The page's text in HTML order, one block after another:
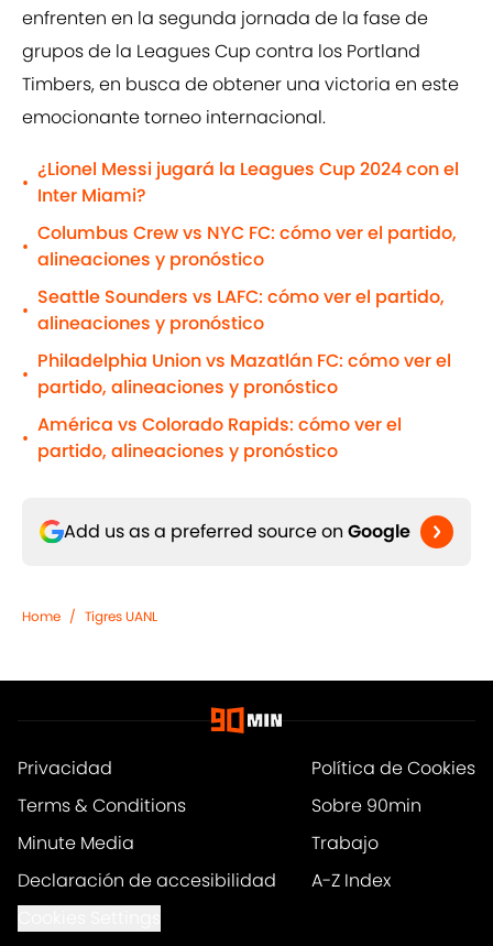
enfrenten en la segunda jornada de la fase de
grupos de la Leagues Cup contra los Portland
Timbers, en busca de obtener una victoria en este
emocionante torneo internacional.
•
¿Lionel Messi jugará la Leagues Cup 2024 con el
Inter Miami?
•
Columbus Crew vs NYC FC: cómo ver el partido,
alineaciones y pronóstico
•
Seattle Sounders vs LAFC: cómo ver el partido,
alineaciones y pronóstico
•
Philadelphia Union vs Mazatlán FC: cómo ver el
partido, alineaciones y pronóstico
•
América vs Colorado Rapids: cómo ver el
partido, alineaciones y pronóstico
Add us as a preferred source on Google
Home / Tigres UANL
Privacidad
Política de Cookies
Terms & Conditions
Sobre 90min
Minute Media
Trabajo
Declaración de accesibilidad
A-Z Index